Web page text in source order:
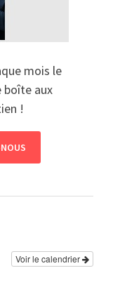
mois le
boîte aux
!
Voir le calendrier